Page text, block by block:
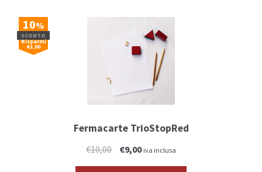
Fermacarte TrioStopRed
10%
SCONTO
Risparmi
€1,00
€10,00 €9,00 iva inclusa